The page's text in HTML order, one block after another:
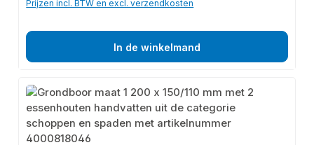
Prijzen incl. BTW en excl. verzendkosten
In de winkelmand